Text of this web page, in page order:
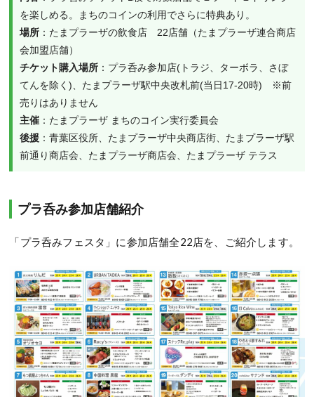
場所 ：たまプラーザの飲食店　22店舗（たまプラーザ連合商店
チケット購入場所 ：プラ呑み参加店(トラジ、ターボラ、さぼ
てんを除く)、たまプラーザ駅中央改札前(当日17-20時)　※前
主催
後援 ：青葉区役所、たまプラーザ中央商店街、たまプラーザ駅
前通り商店会、たまプラーザ商店会、たまプラーザ テラス
プラ呑み参加店舗紹介
「プラ呑みフェスタ」に参加店舗全22店を、ご紹介します。